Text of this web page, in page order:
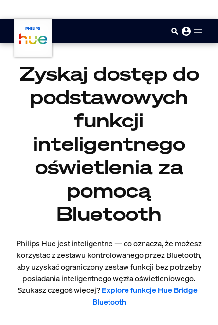
Zyskaj dostęp do
podstawowych
funkcji
inteligentnego
oświetlenia za
pomocą
Bluetooth
Philips Hue jest inteligentne — co oznacza, że możesz
korzystać z zestawu kontrolowanego przez Bluetooth,
aby uzyskać ograniczony zestaw funkcji bez potrzeby
posiadania inteligentnego węzła oświetleniowego.
Szukasz czegoś więcej?Explore funkcje Hue Bridge i
Bluetooth